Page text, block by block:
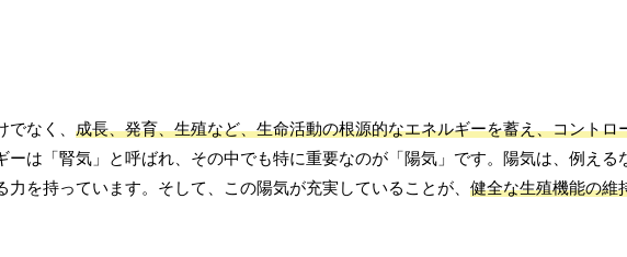
なく、 成長、発育、生殖など、生命活動の根源的なエネルギーを蓄え、コントロ
ーは「腎気」と呼ばれ、その中でも特に重要なのが「陽気」です。陽気は、例える
を持っています。そして、この陽気が充実していることが、 健全な生殖機能の維